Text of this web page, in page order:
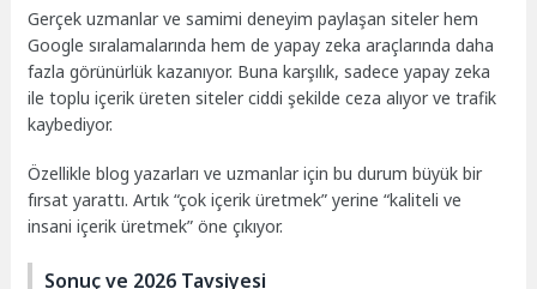
Gerçek uzmanlar ve samimi deneyim paylaşan siteler hem
Google sıralamalarında hem de yapay zeka araçlarında daha
fazla görünürlük kazanıyor. Buna karşılık, sadece yapay zeka
ile toplu içerik üreten siteler ciddi şekilde ceza alıyor ve trafik
kaybediyor.
Özellikle blog yazarları ve uzmanlar için bu durum büyük bir
fırsat yarattı. Artık “çok içerik üretmek” yerine “kaliteli ve
insani içerik üretmek” öne çıkıyor.
Sonuç ve 2026 Tavsiyesi